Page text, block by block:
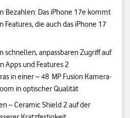
Bezahlen: Das iPhone 17e kommt
die auch das iPhone 17
schnellen, anpassbaren Zugriff auf
Apps und Features 2
in einer – 48 MP Fusion Kamera-
in optischer Qualität
– Ceramic Shield 2 auf der